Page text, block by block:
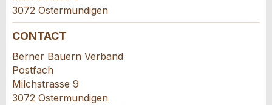
Vos commentaires sont grandement appréciés!
Commentaires généraux
Cette annonce n'est plus valable
Annonce incomplète
Recommandez cette annonce à des amis.
3072 Ostermundigen
CONTACT
Berner Bauern Verband
Postfach
Milchstrasse 9
3072 Ostermundigen